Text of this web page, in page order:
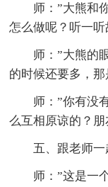
师：”大熊和
怎么做呢？听一
师：”大熊的
的时候还要多，
师：”你有没
么互相原谅的？
五、跟老师一
师：”这是一